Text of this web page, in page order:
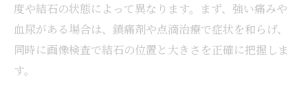
度や結石の状態によって異なります。まず、強い痛みや
血尿がある場合は、鎮痛剤や点滴治療で症状を和らげ、
同時に画像検査で結石の位置と大きさを正確に把握しま
す。